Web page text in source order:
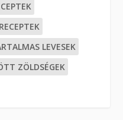
LEVESEK
ZÖLDSÉGEK